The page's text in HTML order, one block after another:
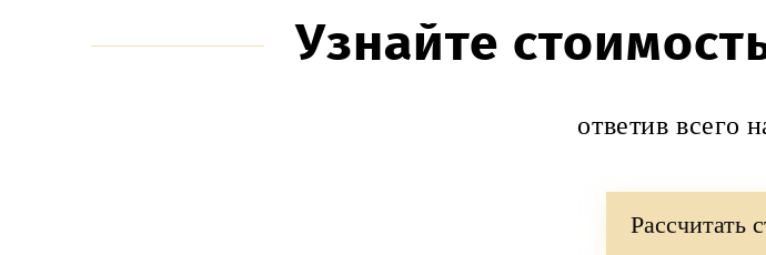
Узнайте
ответив всего
Рассчитать